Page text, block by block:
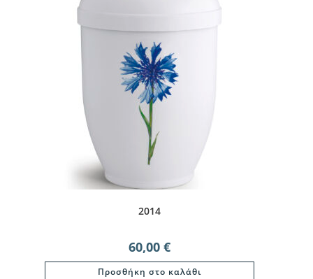
2014
60,00 €
Προσθήκη στο καλάθι